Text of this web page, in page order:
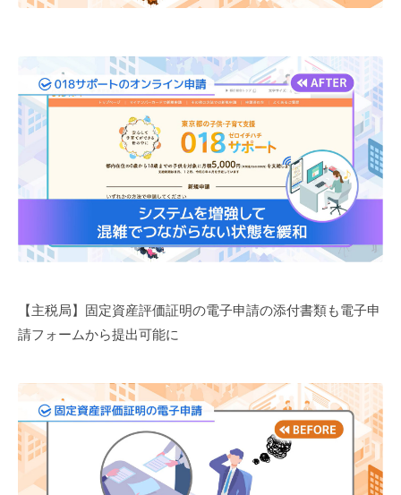
【主税局】固定資産評価証明の電子申請の添付書類も電子申
請フォームから提出可能に